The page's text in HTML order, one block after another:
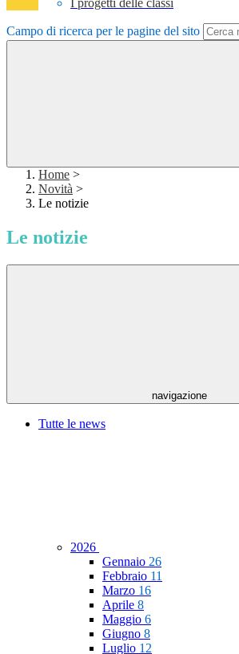
I progetti delle classi
Campo di ricerca per le pagine del sito
Home >
Novità >
Le notizie
Le notizie
navigazione
Tutte le news
2026
Gennaio 26
Febbraio 11
Marzo 16
Aprile 8
Maggio 6
Giugno 8
Luglio 12